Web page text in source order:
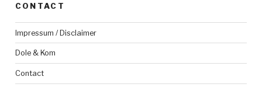
CONTACT
Impressum / Disclaimer
Dole & Kom
Contact